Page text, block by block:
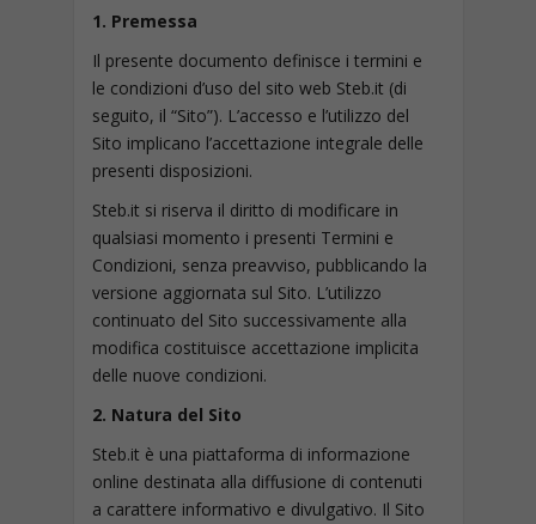
1. Premessa
Il presente documento definisce i termini e
le condizioni d’uso del sito web Steb.it (di
seguito, il “Sito”). L’accesso e l’utilizzo del
Sito implicano l’accettazione integrale delle
presenti disposizioni.
Steb.it si riserva il diritto di modificare in
qualsiasi momento i presenti Termini e
Condizioni, senza preavviso, pubblicando la
versione aggiornata sul Sito. L’utilizzo
continuato del Sito successivamente alla
modifica costituisce accettazione implicita
delle nuove condizioni.
2. Natura del Sito
Steb.it è una piattaforma di informazione
online destinata alla diffusione di contenuti
a carattere informativo e divulgativo. Il Sito